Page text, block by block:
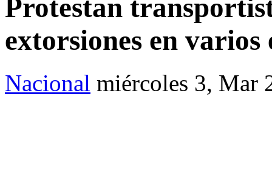
Protestan
extorsiones en varios
Nacional miércoles 3, Mar